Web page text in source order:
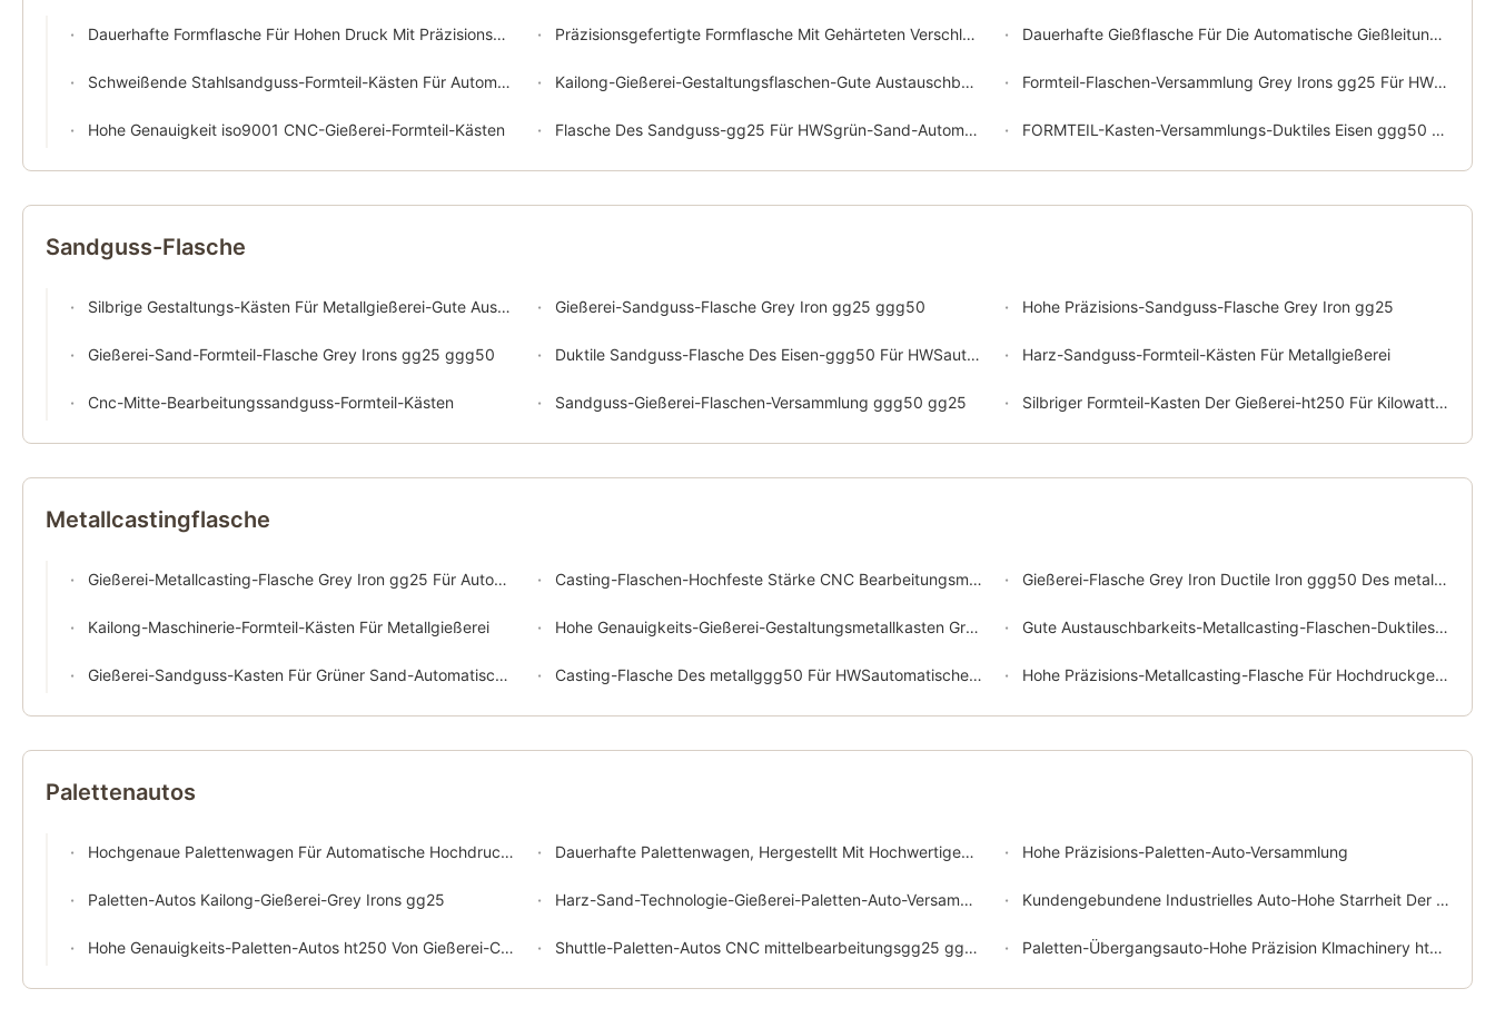
Dauerhafte Formflasche Für Hohen Druck Mit Präzisionsbearbeitung Und Lüftungsschlitze Für Die Gasfreisetzung Präzisionsgefertigte Formflasche Mit Gehärteten Verschleißstreifen Aus Stahl Und Lüftungsöffnungen Zur Verbesserung Des Gießens Und Der Lebensdauer Der Flasche Dauerhafte Gießflasche Für Die Automatische Gießleitung Gießerei Gießzeug Aus Zartem Eisen gg25oder ggg50 Material
Schweißende Stahlsandguss-Formteil-Kästen Für Automatische Hochdruckgestaltungs-Linie Kailong-Gießerei-Gestaltungsflaschen-Gute Austauschbarkeit Formteil-Flaschen-Versammlung Grey Irons gg25 Für HWSautomatische Formteil-Linie
Hohe Genauigkeit iso9001 CNC-Gießerei-Formteil-Kästen Flasche Des Sandguss-gg25 Für HWSgrün-Sand-Automatische Formteil-Linie FORMTEIL-Kasten-Versammlungs-Duktiles Eisen ggg50 CNC Bearbeitungs
Sandguss-Flasche
Silbrige Gestaltungs-Kästen Für Metallgießerei-Gute Austauschbarkeit Gießerei-Sandguss-Flasche Grey Iron gg25 ggg50 Hohe Präzisions-Sandguss-Flasche Grey Iron gg25
Gießerei-Sand-Formteil-Flasche Grey Irons gg25 ggg50 Duktile Sandguss-Flasche Des Eisen-ggg50 Für HWSautomatische Formteil-Linie Harz-Sandguss-Formteil-Kästen Für Metallgießerei
Cnc-Mitte-Bearbeitungssandguss-Formteil-Kästen Sandguss-Gießerei-Flaschen-Versammlung ggg50 gg25 Silbriger Formteil-Kasten Der Gießerei-ht250 Für Kilowatt-Grün-Sand-Formteil-Linie
Metallcastingflasche
Gießerei-Metallcasting-Flasche Grey Iron gg25 Für Automatische Formteil-Linie DISA Casting-Flaschen-Hochfeste Stärke CNC Bearbeitungsmetall Gießerei-Flasche Grey Iron Ductile Iron ggg50 Des metalliso9001
Kailong-Maschinerie-Formteil-Kästen Für Metallgießerei Hohe Genauigkeits-Gießerei-Gestaltungsmetallkasten Grey Iron gg25 Gute Austauschbarkeits-Metallcasting-Flaschen-Duktiles Eisen ggg50
Gießerei-Sandguss-Kasten Für Grüner Sand-Automatische Formteil-Linie Casting-Flasche Des metallggg50 Für HWSautomatische Formteil-Linie Hohe Präzisions-Metallcasting-Flasche Für Hochdruckgestaltungs-Linie
Palettenautos
Hochgenaue Palettenwagen Für Automatische Hochdruckformlinien Dauerhafte Palettenwagen, Hergestellt Mit Hochwertigem Grau-Eisen- Und Stahlschweißen, Das In Gießereien Mit Hohem Druck Belastet Wird Hohe Präzisions-Paletten-Auto-Versammlung
Paletten-Autos Kailong-Gießerei-Grey Irons gg25 Harz-Sand-Technologie-Gießerei-Paletten-Auto-Versammlung gg25 Kundengebundene Industrielles Auto-Hohe Starrheit Der Paletten-gg25
Hohe Genauigkeits-Paletten-Autos ht250 Von Gießerei-Castings Shuttle-Paletten-Autos CNC mittelbearbeitungsgg25 ggg50 Paletten-Übergangsauto-Hohe Präzision Klmachinery ht250